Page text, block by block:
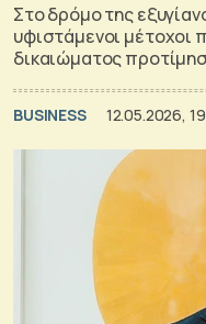
Στο δρόμο της
υφιστάμενοι μέτοχοι
δικαιώματος
BUSINESS 12.05.2026,